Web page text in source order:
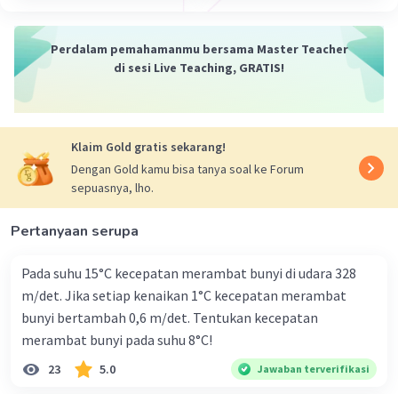
Perdalam pemahamanmu bersama Master Teacher
di sesi Live Teaching, GRATIS!
Klaim Gold gratis sekarang!
Dengan Gold kamu bisa tanya soal ke Forum
sepuasnya, lho.
Pertanyaan serupa
Pada suhu 15°C kecepatan merambat bunyi di udara 328
m/det. Jika setiap kenaikan 1°C kecepatan merambat
bunyi bertambah 0,6 m/det. Tentukan kecepatan
merambat bunyi pada suhu 8°C!
23 5.0 Jawaban terverifikasi